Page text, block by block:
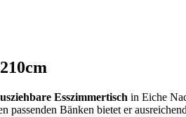
Esszimmertisch in Eiche
Bänken bietet er